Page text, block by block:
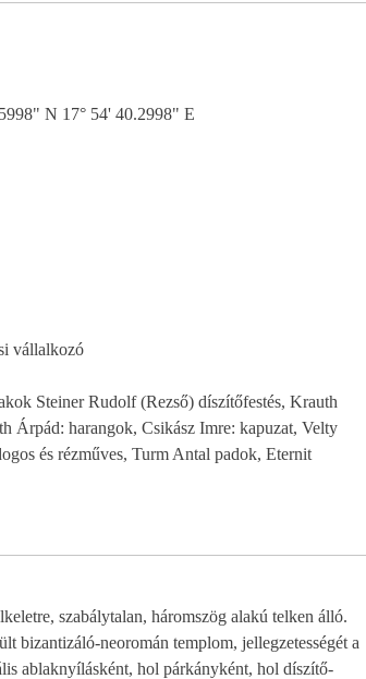
N 17° 54' 40.2998" E
vállalkozó
Steiner Rudolf (Rezső) díszítőfestés, Krauth
Árpád: harangok, Csikász Imre: kapuzat, Velty
és rézműves, Turm Antal padok, Eternit
szabálytalan, háromszög alakú telken álló.
bizantizáló-neoromán templom, jellegzetességét a
ablaknyílásként, hol párkányként, hol díszítő-